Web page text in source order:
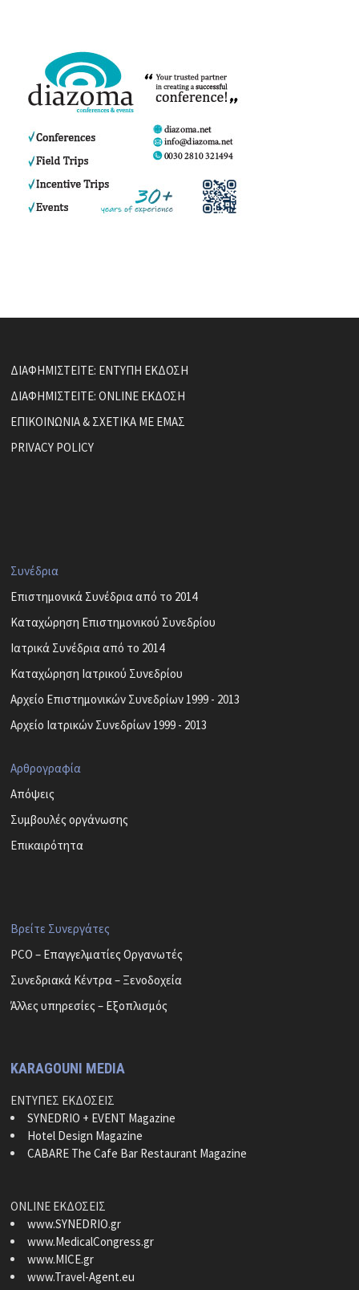
ΔΙΑΦΗΜΙΣΤΕΙΤΕ: ΕΝΤΥΠΗ ΕΚΔΟΣΗ
ΔΙΑΦΗΜΙΣΤΕΙΤΕ: ONLINE ΕΚΔΟΣΗ
ΕΠΙΚΟΙΝΩΝΙΑ & ΣΧΕΤΙΚΑ ΜΕ ΕΜΑΣ
PRIVACY POLICY
Συνέδρια
Επιστημονικά Συνέδρια από το 2014
Καταχώρηση Επιστημονικού Συνεδρίου
Ιατρικά Συνέδρια από το 2014
Καταχώρηση Ιατρικού Συνεδρίου
Αρχείο Επιστημονικών Συνεδρίων 1999 - 2013
Αρχείο Ιατρικών Συνεδρίων 1999 - 2013
Αρθρογραφία
Απόψεις
Συμβουλές οργάνωσης
Επικαιρότητα
Βρείτε Συνεργάτες
PCO – Επαγγελματίες Οργανωτές
Συνεδριακά Κέντρα – Ξενοδοχεία
Άλλες υπηρεσίες – Εξοπλισμός
KARAGOUNI MEDIA
ΕΝΤΥΠΕΣ ΕΚΔΟΣΕΙΣ
SYNEDRIO + EVENT Magazine
Hotel Design Magazine
CABARE The Cafe Bar Restaurant Magazine
ONLINE ΕΚΔΟΣΕΙΣ
www.SYNEDRIO.gr
www.MedicalCongress.gr
www.MICE.gr
www.Travel-Agent.eu